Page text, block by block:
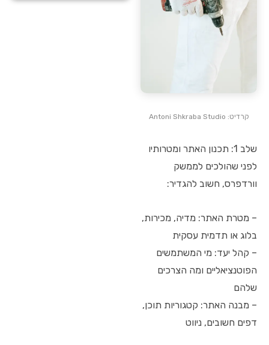
קרדיט: Antoni Shkraba Studio
שלב 1: תכנון האתר ומטרותיו
לפני שהולכים לממשק
וורדפרס, חשוב להגדיר:
– מטרת האתר: מדיה, מכירות,
בלוג או תדמית עסקית
– קהל יעד: מי המשתמשים
הפוטנציאליים ומה הצרכים
שלהם
– מבנה האתר: קטגוריות תוכן,
דפים חשובים, ניווט